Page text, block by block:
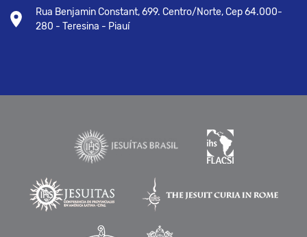
Rua Benjamin Constant, 699. Centro/Norte, Cep 64.000-
280 - Teresina - Piauí